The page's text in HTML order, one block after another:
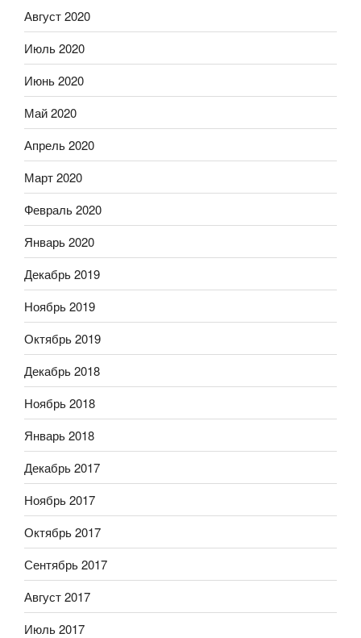
Август 2020
Июль 2020
Июнь 2020
Май 2020
Апрель 2020
Март 2020
Февраль 2020
Январь 2020
Декабрь 2019
Ноябрь 2019
Октябрь 2019
Декабрь 2018
Ноябрь 2018
Январь 2018
Декабрь 2017
Ноябрь 2017
Октябрь 2017
Сентябрь 2017
Август 2017
Июль 2017